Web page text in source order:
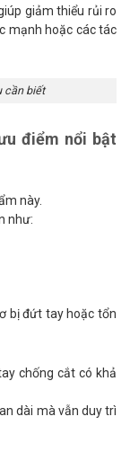
giảm thiểu rủi ro
mạnh hoặc các tác
cần biết
điểm nổi bật
này.
như:
bị đứt tay hoặc tổn
chống cắt có khả
dài mà vẫn duy trì